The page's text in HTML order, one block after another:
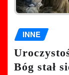
INNE
Bóg stał